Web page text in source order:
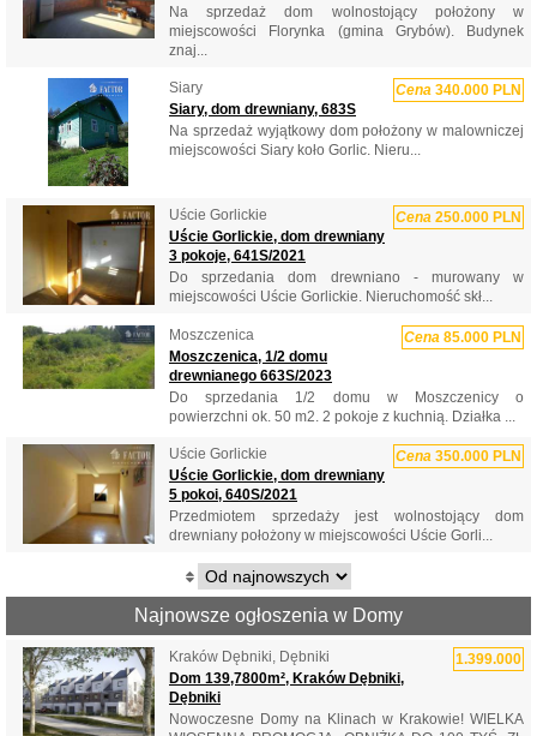
Na sprzedaż dom wolnostojący położony w
miejscowości Florynka (gmina Grybów). Budynek
znaj...
Siary Cena 340.000 PLN
Siary, dom drewniany, 683S
Na sprzedaż wyjątkowy dom położony w malowniczej
miejscowości Siary koło Gorlic. Nieru...
Uście Gorlickie Cena 250.000 PLN
Uście Gorlickie, dom drewniany
3 pokoje, 641S/2021
Do sprzedania dom drewniano - murowany w
miejscowości Uście Gorlickie. Nieruchomość skł...
Moszczenica Cena 85.000 PLN
Moszczenica, 1/2 domu
drewnianego 663S/2023
Do sprzedania 1/2 domu w Moszczenicy o
powierzchni ok. 50 m2. 2 pokoje z kuchnią. Działka ...
Uście Gorlickie Cena 350.000 PLN
Uście Gorlickie, dom drewniany
5 pokoi, 640S/2021
Przedmiotem sprzedaży jest wolnostojący dom
drewniany położony w miejscowości Uście Gorli...
Najnowsze ogłoszenia w Domy
1.399.000
Kraków Dębniki, Dębniki
Dom 139,7800m², Kraków Dębniki,
Dębniki
Nowoczesne Domy na Klinach w Krakowie! WIELKA